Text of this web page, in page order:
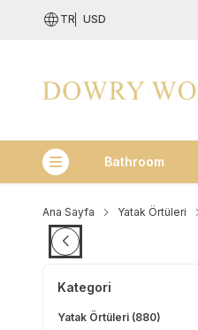
TR USD
KategorilerBathroom
Ana Sayfa Yatak Örtüleri
Kategori
Yatak Örtüleri (880)